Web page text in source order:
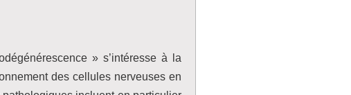
» s’intéresse à la
des cellules nerveuses en